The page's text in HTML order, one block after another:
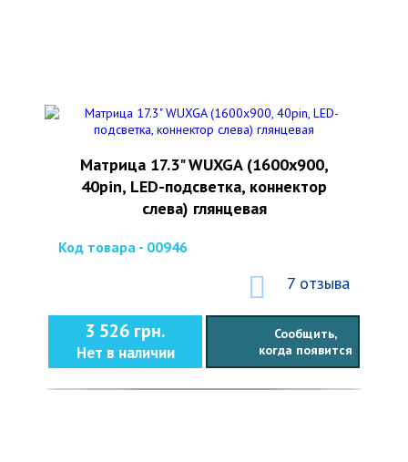
Матрица 17.3" WUXGA (1600х900,
40pin, LED-подсветка, коннектор
слева) глянцевая
Код товара - 00946
7 отзыва
3 526 грн.
Нет в наличии
Сообщить,
когда появится